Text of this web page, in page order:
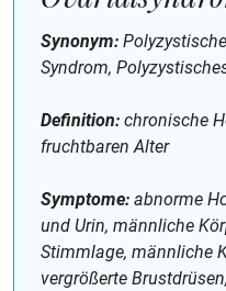
Synonym:
Syndrom,
Definition: chronische
fruchtbaren Alter
Symptome: abnorme
und Urin, männliche
Stimmlage, männliche
vergrößerte